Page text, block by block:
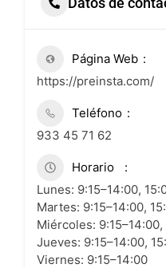
Página Web
https://preinsta.com/
Teléfono
933 45 71 62
Horario
Lunes: 9:15–14:00,
Martes: 9:15–14:00,
Miércoles: 9:15–14:00,
Jueves: 9:15–14:00,
Viernes: 9:15–14:00